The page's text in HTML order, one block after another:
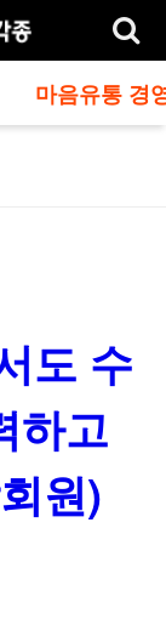
마음유통 경
도 수
하고
원)